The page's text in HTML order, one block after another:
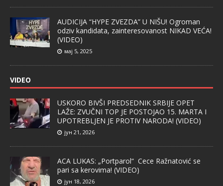
AUDICIJA “HYPE ZVEZDA” U NIŠU! Ogroman
odziv kandidata, zainteresovanost NIKAD VEĆA!
(VIDEO)
мај 5, 2025
VIDEO
USKORO BIVŠI PREDSEDNIK SRBIJE OPET
LAŽE: ZVUČNI TOP JE POSTOJAO 15. MARTA I
UPOTREBLJEN JE PROTIV NARODA! (VIDEO)
јун 21, 2026
ACA LUKAS: „Portparol“ Cece Ražnatović se
pari sa kerovima! (VIDEO)
јун 18, 2026